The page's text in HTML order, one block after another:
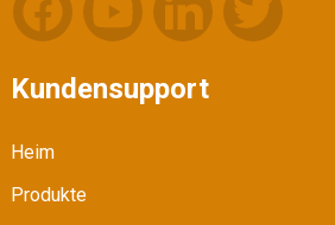
Kundensupport
Heim
Produkte